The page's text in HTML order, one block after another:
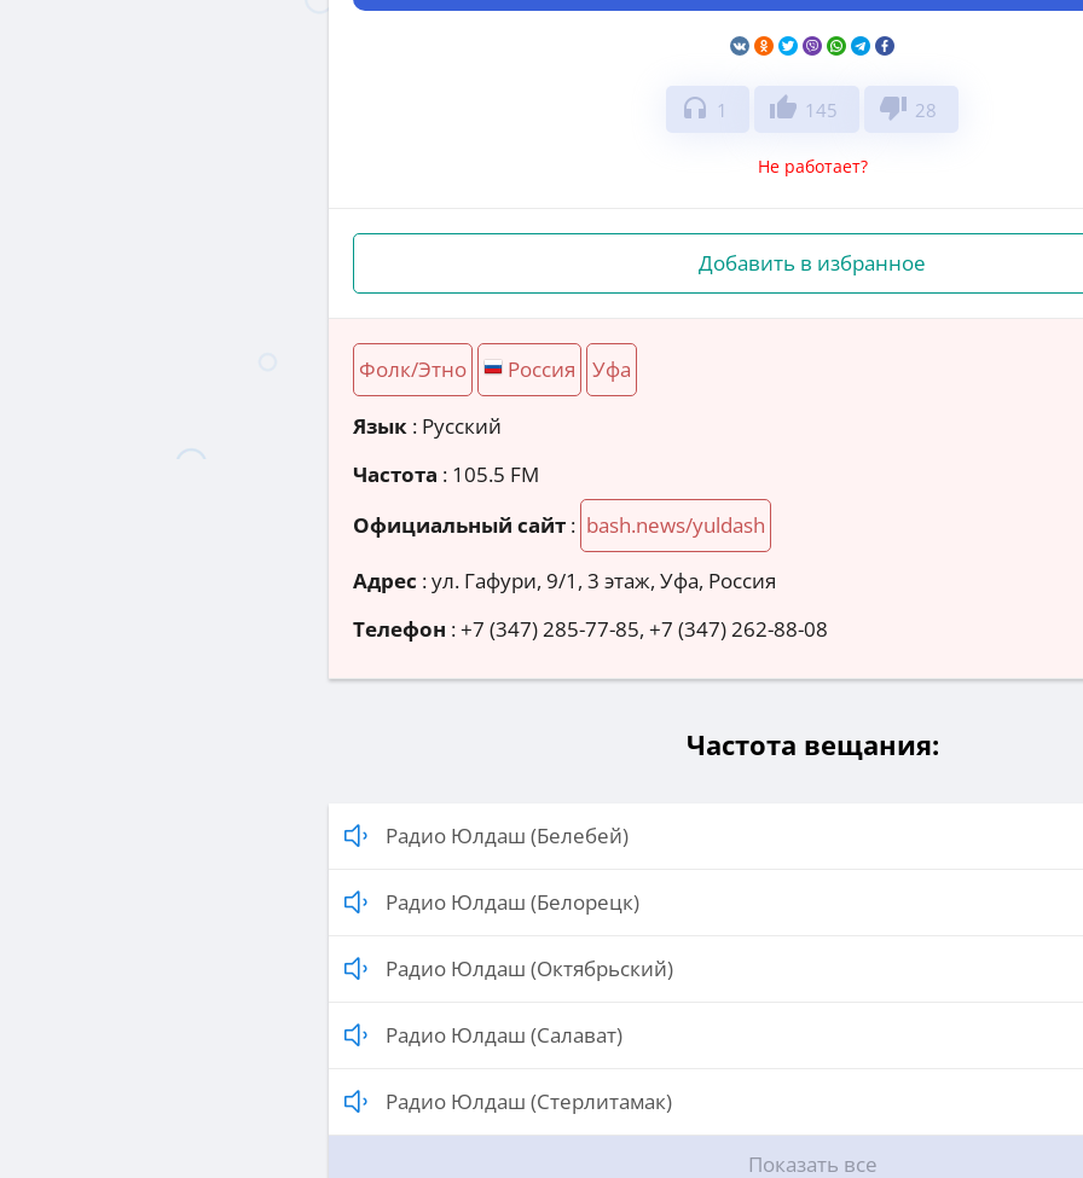
headphones 1 thumb_up 145 thumb_down 28
Не работает?
Добавить в избранное
Фолк/Этно Россия Уфа
Язык : Русский
Частота : 105.5 FM
Официальный сайт : bash.news/yuldash
Адрес :ул. Гафури, 9/1, 3 этаж, Уфа, Россия
Телефон :+7 (347) 285-77-85, +7 (347) 262-88-08
Частота вещания:
Радио Юлдаш (Белебей)
Радио Юлдаш (Белорецк)
Радио Юлдаш (Октябрьский)
Радио Юлдаш (Салават)
Радио Юлдаш (Стерлитамак)
Показать все